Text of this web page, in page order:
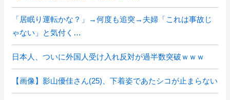
「居眠り運転かな？」→何度も追突→夫婦「これは事故じ
ゃない」と気付く…
日本人、ついに外国人受け入れ反対が過半数突破ｗｗｗ
【画像】影山優佳さん(25)、下着姿であたシコが止まらない